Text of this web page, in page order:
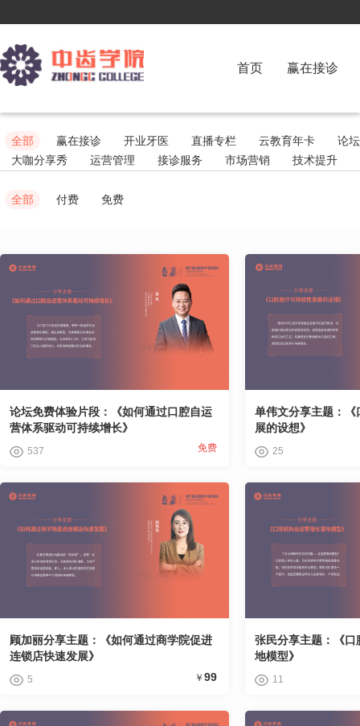
首页 赢在接诊
全部 赢在接诊 开业牙医 直播专栏 云教育年卡
论
大咖分享秀
运营管理 接诊服务 市场营销 技术提升
全部 付费 免费
论坛免费体验片段：《如何通过口腔自运
营体系驱动可持续增长》
537 免费
单伟文分享主题：
展的设想》
25
顾加丽分享主题：《如何通过商学院促进
连锁店快速发展》
5 ￥ 99
张民分享主题：《
地模型》
11